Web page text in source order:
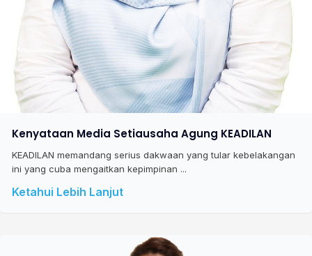
Kenyataan Media Setiausaha Agung KEADILAN
KEADILAN memandang serius dakwaan yang tular kebelakangan
ini yang cuba mengaitkan kepimpinan ...
Ketahui Lebih Lanjut